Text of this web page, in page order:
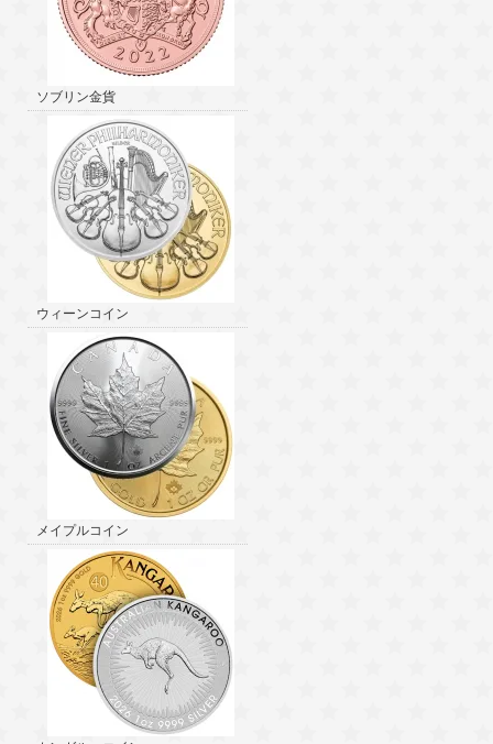
ソブリン金貨
ウィーンコイン
メイプルコイン